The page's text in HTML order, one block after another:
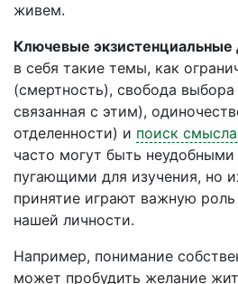
живем.
Ключевые экзистенциальные
в себя такие темы, как
(смертность), свобода выбора
связанная с этим),
отделенности) и поиск
часто могут быть
пугающими для изучения, но
принятие играют важную
нашей личности.
Например, понимание
может пробудить желание